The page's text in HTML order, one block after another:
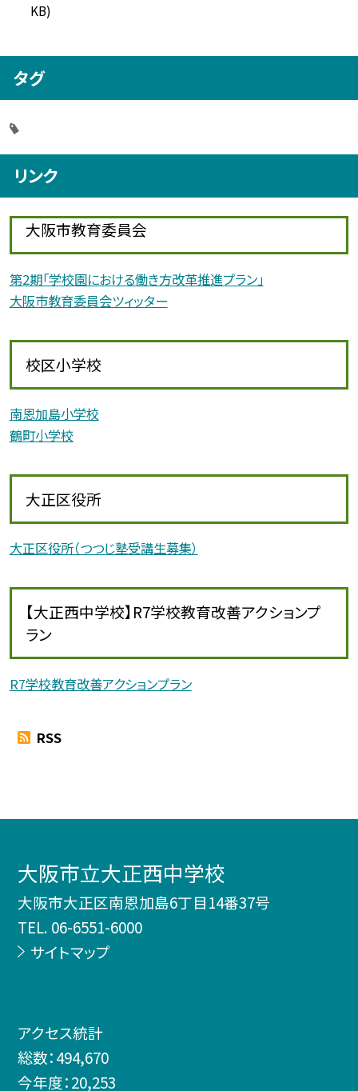
KB)
タグ
リンク
大阪市教育委員会
第2期「学校園における働き方改革推進プラン」
大阪市教育委員会ツィッター
校区小学校
南恩加島小学校
鶴町小学校
大正区役所
大正区役所（つつじ塾受講生募集）
【大正西中学校】R7学校教育改善アクションプ
ラン
R7学校教育改善アクションプラン
RSS
大阪市立大正西中学校
大阪市大正区南恩加島6丁目14番37号
TEL. 06-6551-6000
サイトマップ
アクセス統計
総数：494,670
今年度：20,253